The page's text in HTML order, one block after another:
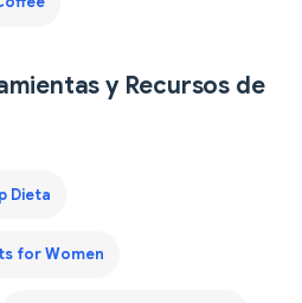
y Recursos de
Dieta
for Women